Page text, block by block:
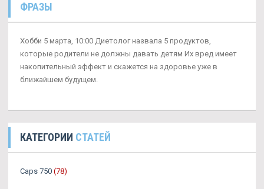
ФРАЗЫ
Хобби 5 марта, 10:00 Диетолог назвала 5 продуктов,
которые родители не должны давать детям Их вред имеет
накопительный эффект и скажется на здоровье уже в
ближайшем будущем.
КАТЕГОРИИ СТАТЕЙ
Caps 750 (78)